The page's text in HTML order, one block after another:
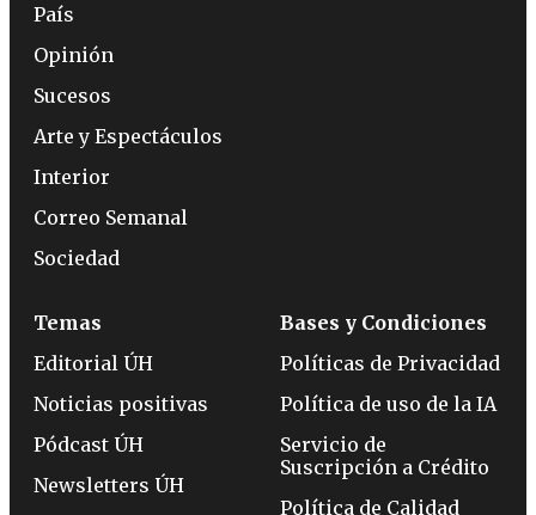
País
Opinión
Sucesos
Arte y Espectáculos
Interior
Correo Semanal
Sociedad
Temas
Editorial ÚH
Noticias positivas
Pódcast ÚH
Newsletters ÚH
Bases y Condiciones
Políticas de Privacidad
Política de uso de la IA
Servicio de
Suscripción a Crédito
Política de Calidad